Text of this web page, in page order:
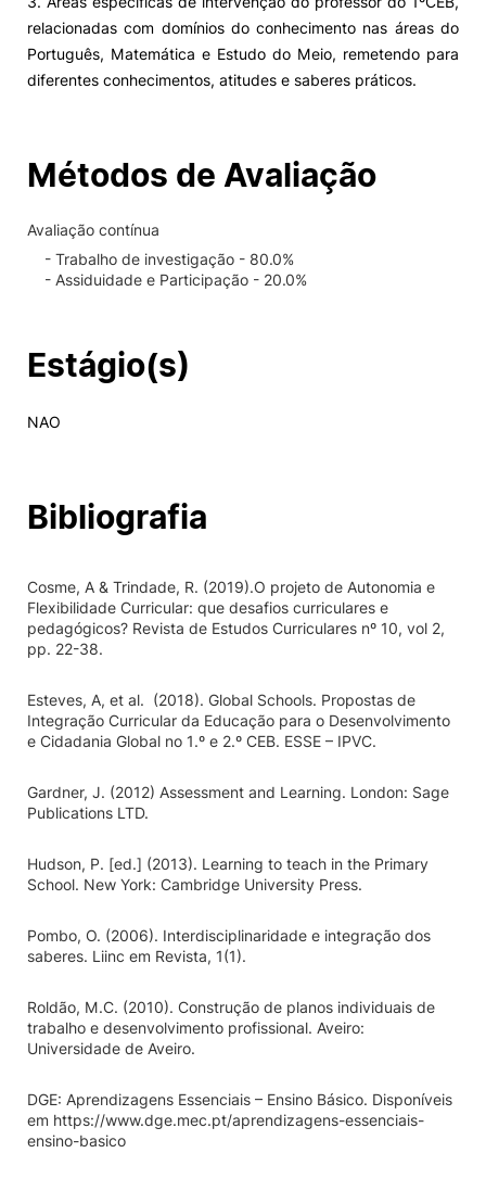
relacionadas com domínios do conhecimento nas áreas do
Português, Matemática e Estudo do Meio, remetendo para
diferentes conhecimentos, atitudes e saberes práticos.
Métodos de Avaliação
Avaliação contínua
- Trabalho de investigação - 80.0%
- Assiduidade e Participação - 20.0%
Estágio(s)
NAO
Bibliografia
Cosme, A & Trindade, R. (2019).O projeto de Autonomia e
Flexibilidade Curricular: que desafios curriculares e
pedagógicos? Revista de Estudos Curriculares nº 10, vol 2,
pp. 22-38.
Esteves, A, et al. (2018). Global Schools. Propostas de
Integração Curricular da Educação para o Desenvolvimento
e Cidadania Global no 1.º e 2.º CEB. ESSE – IPVC.
Gardner, J. (2012) Assessment and Learning. London: Sage
Publications LTD.
Hudson, P. [ed.] (2013). Learning to teach in the Primary
School. New York: Cambridge University Press.
Pombo, O. (2006). Interdisciplinaridade e integração dos
saberes. Liinc em Revista, 1(1).
Roldão, M.C. (2010). Construção de planos individuais de
trabalho e desenvolvimento profissional. Aveiro:
Universidade de Aveiro.
DGE: Aprendizagens Essenciais – Ensino Básico. Disponíveis
em https://www.dge.mec.pt/aprendizagens-essenciais-
ensino-basico